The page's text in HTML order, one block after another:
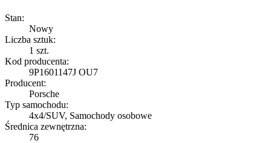
Stan:
Nowy
Liczba sztuk:
1 szt.
Kod producenta:
9P1601147J OU7
Producent:
Porsche
Typ samochodu:
4x4/SUV, Samochody osobowe
Średnica zewnętrzna:
76